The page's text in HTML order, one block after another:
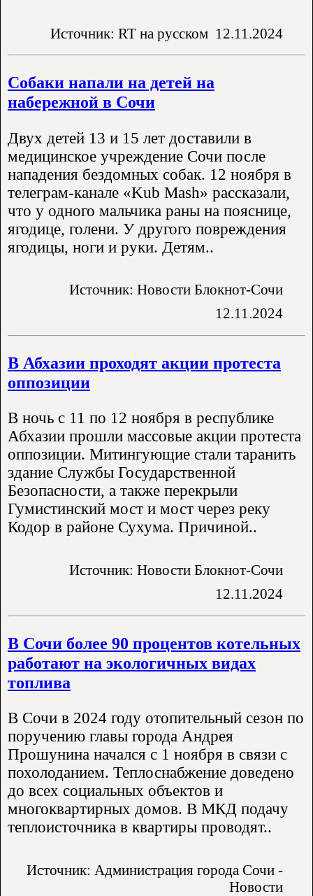
Источник: RT на русском 12.11.2024
Собаки напали на детей на
набережной в Сочи
Двух детей 13 и 15 лет доставили в
медицинское учреждение Сочи после
нападения бездомных собак. 12 ноября в
телеграм-канале «Kub Mash» рассказали,
что у одного мальчика раны на пояснице,
ягодице, голени. У другого повреждения
ягодицы, ноги и руки. Детям..
Источник: Новости Блокнот-Сочи
12.11.2024
В Абхазии проходят акции протеста
оппозиции
В ночь с 11 по 12 ноября в республике
Абхазии прошли массовые акции протеста
оппозиции. Митингующие стали таранить
здание Службы Государственной
Безопасности, а также перекрыли
Гумистинский мост и мост через реку
Кодор в районе Сухума. Причиной..
Источник: Новости Блокнот-Сочи
12.11.2024
В Сочи более 90 процентов котельных
работают на экологичных видах
топлива
В Сочи в 2024 году отопительный сезон по
поручению главы города Андрея
Прошунина начался с 1 ноября в связи с
похолоданием. Теплоснабжение доведено
до всех социальных объектов и
многоквартирных домов. В МКД подачу
теплоисточника в квартиры проводят..
Источник: Администрация города Сочи -
Новости